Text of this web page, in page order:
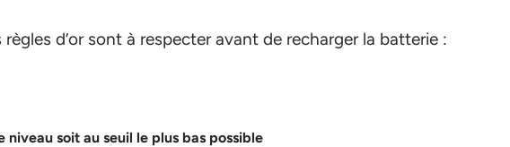
d’or sont à respecter avant de recharger la batterie :
niveau soit au seuil le plus bas possible